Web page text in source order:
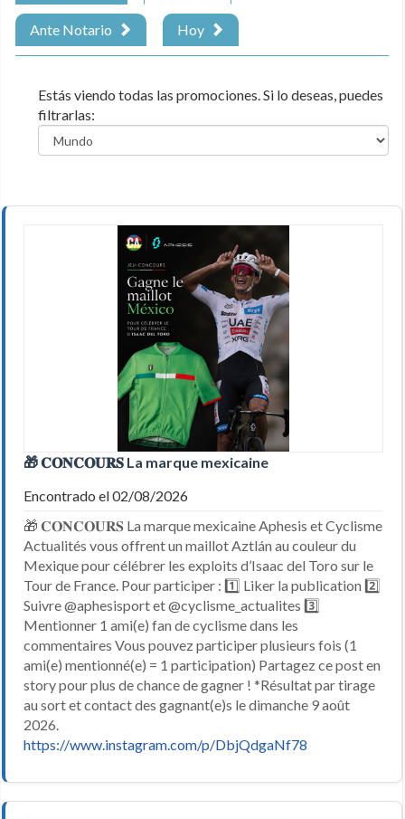
Ante Notario Hoy
Estás viendo todas las promociones. Si lo deseas, puedes
filtrarlas:
🎁 𝐂𝐎𝐍𝐂𝐎𝐔𝐑𝐒 La marque mexicaine
Encontrado el 02/08/2026
🎁 𝐂𝐎𝐍𝐂𝐎𝐔𝐑𝐒 La marque mexicaine Aphesis et Cyclisme
Actualités vous offrent un maillot Aztlán au couleur du
Mexique pour célébrer les exploits d’Isaac del Toro sur le
Tour de France. Pour participer : 1️⃣ Liker la publication 2️⃣
Suivre @aphesisport et @cyclisme_actualites 3️⃣
Mentionner 1 ami(e) fan de cyclisme dans les
commentaires Vous pouvez participer plusieurs fois (1
ami(e) mentionné(e) = 1 participation) Partagez ce post en
story pour plus de chance de gagner ! *Résultat par tirage
au sort et contact des gagnant(e)s le dimanche 9 août
2026.
https://www.instagram.com/p/DbjQdgaNf78